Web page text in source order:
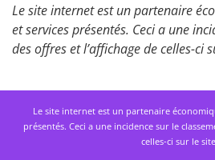
Le site internet est un partenaire
et services présentés. Ceci a une
des offres et l’affichage de celles-ci
Le site internet est un partenaire
présentés. Ceci a une incidence sur le
celles-ci sur le